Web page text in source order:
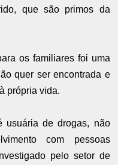
que são primos da
os familiares foi uma
quer ser encontrada e
própria vida.
usuária de drogas, não
com pessoas
pelo setor de